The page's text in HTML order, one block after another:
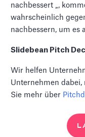
nachbessert „,
wahrscheinlich
nachbessern, um es
Slidebean Pitch
Wir helfen
Unternehmen
Sie mehr über